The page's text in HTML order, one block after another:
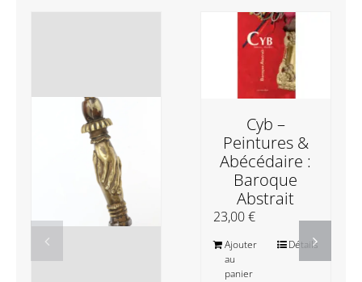
Cyb –
Peintures &
Abécédaire :
Baroque
Abstrait
23,00€
Ajouter
au
panier
Détails